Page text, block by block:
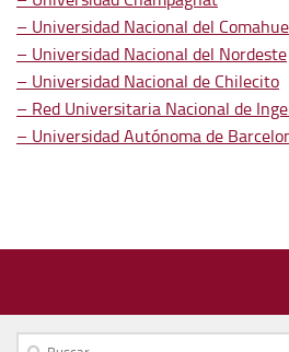
– Universidad Nacional del Comahue
– Universidad Nacional del Nordeste
– Universidad Nacional de Chilecito
– Red Universitaria Nacional de
– Universidad Autónoma de